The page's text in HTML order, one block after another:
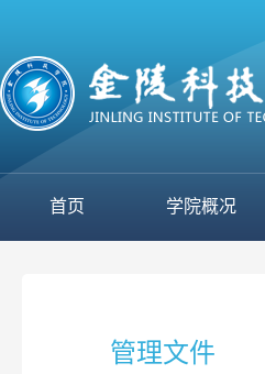
首页 学院概况
管理文件